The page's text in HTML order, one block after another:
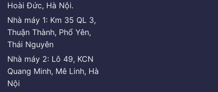
Hoài Đức, Hà Nội.
Nhà máy 1: Km 35 QL 3,
Thuận Thành, Phổ Yên,
Thái Nguyên
Nhà máy 2: Lô 49, KCN
Quang Minh, Mê Linh, Hà
Nội